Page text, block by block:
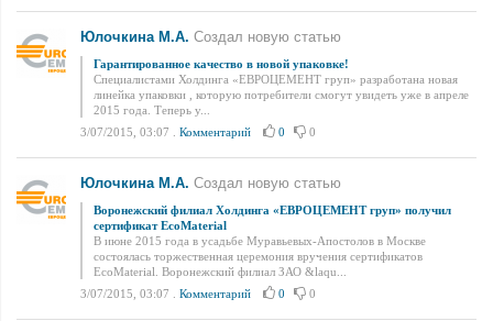
Юлочкина М.А. Создал новую статью
Гарантированное качество в новой упаковке!
Специалистами Холдинга «ЕВРОЦЕМЕНТ груп» разработана новая
линейка упаковки , которую потребители смогут увидеть уже в апреле
2015 года. Теперь у...
3/07/2015, 03:07
Комментарий 0 0
Юлочкина М.А. Создал новую статью
Воронежский филиал Холдинга «ЕВРОЦЕМЕНТ груп» получил
сертификат EcoMaterial
В июне 2015 года в усадьбе Муравьевых-Апостолов в Москве
состоялась торжественная церемония вручения сертификатов
EcoMaterial. Воронежский филиал ЗАО &laqu...
3/07/2015, 03:07
Комментарий 0 0